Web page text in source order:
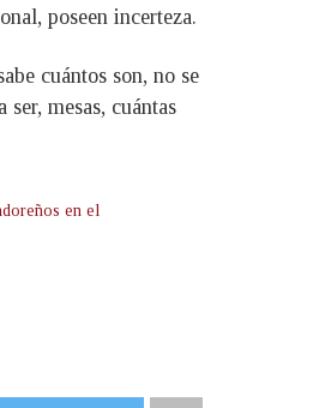
poseen incerteza.
cuántos son, no se
mesas, cuántas
en el